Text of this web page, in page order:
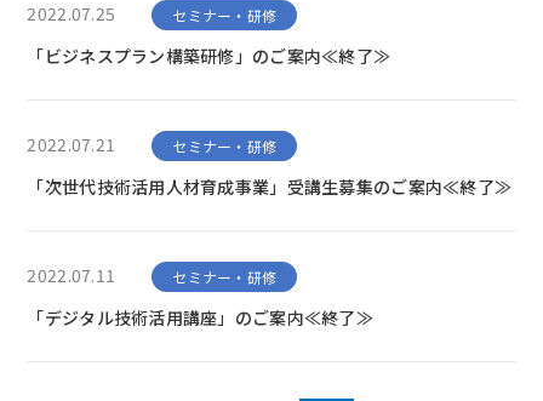
2022.07.25 セミナー・研修
「ビジネスプラン構築研修」のご案内≪終了≫
2022.07.21 セミナー・研修
「次世代技術活用人材育成事業」受講生募集のご案内≪終了≫
2022.07.11 セミナー・研修
「デジタル技術活用講座」のご案内≪終了≫